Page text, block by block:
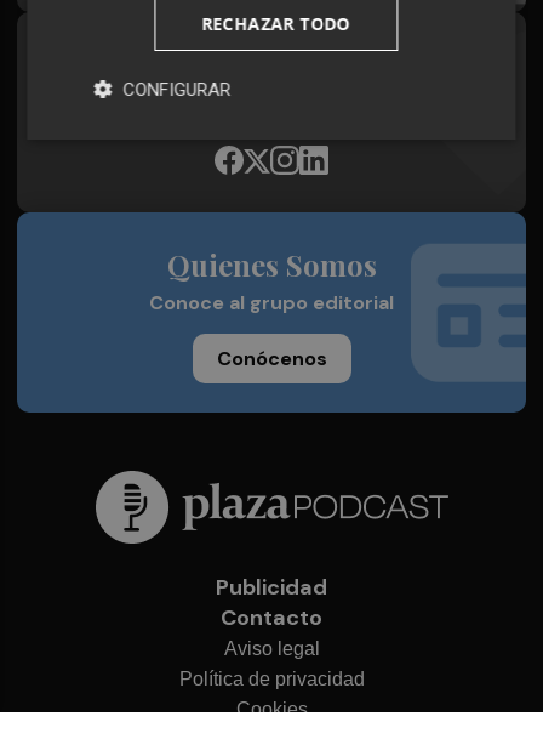
Síguenos en redes
Plaza Podcast, desde cualquier medio
Quienes Somos
Conoce al grupo editorial
Conócenos
Publicidad
Contacto
Aviso legal
Política de privacidad
Cookies
RECHAZAR TODO
CONFIGURAR